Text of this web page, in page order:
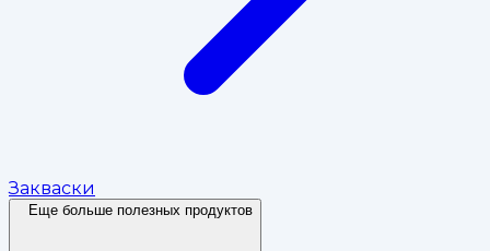
Закваски
Еще больше полезных продуктов